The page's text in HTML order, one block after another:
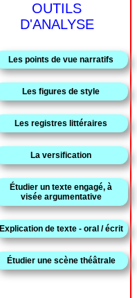
OUTILS
D'ANALYSE
Les points de vue narratifs
Les figures de style
Les registres littéraires
La versification
Étudier un texte engagé, à
visée argumentative
Explication de texte - oral / écrit
Étudier une scène théâtrale